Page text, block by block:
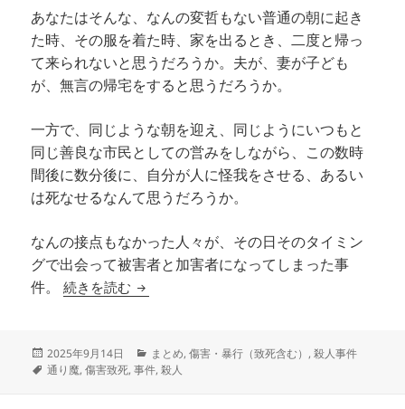
あなたはそんな、なんの変哲もない普通の朝に起き
た時、その服を着た時、家を出るとき、二度と帰っ
て来られないと思うだろうか。夫が、妻が子ども
が、無言の帰宅をすると思うだろうか。
一方で、同じような朝を迎え、同じようにいつもと
同じ善良な市民としての営みをしながら、この数時
間後に数分後に、自分が人に怪我をさせる、あるい
は死なせるなんて思うだろうか。
なんの接点もなかった人々が、その日そのタイミン
グで出会って被害者と加害者になってしまった事
件。
続きを読む それは誰のそばにも～いくつかの行きずり
投
稿
2025年9月14日
カ
テ
まとめ,傷害・暴行（致死含む） ,殺人事件
タ
通り魔,傷害致死,事件,殺人